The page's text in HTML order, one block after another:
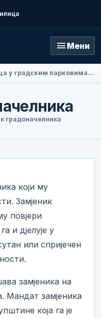
menu Мени
Амбасадорка Народне Републике Кине у БиХ Ли Фан посјетила Добој
градоначелника
који му
Замјеник
повјери
и дјелује у
или спријечен
замјеника на
Мандат замјеника
која га је